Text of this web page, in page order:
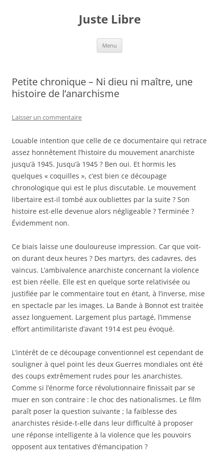
Juste Libre
Menu
Petite chronique – Ni dieu ni maître, une
histoire de l’anarchisme
Laisser un commentaire
Louable intention que celle de ce documentaire qui retrace
assez honnêtement l’histoire du mouvement anarchiste
jusqu’à 1945. Jusqu’à 1945 ? Ben oui. Et hormis les
quelques « coquilles », c’est bien ce découpage
chronologique qui est le plus discutable. Le mouvement
libertaire est-il tombé aux oubliettes par la suite ? Son
histoire est-elle devenue alors négligeable ? Terminée ?
Évidemment non.
Ce biais laisse une douloureuse impression. Car que voit-
on durant deux heures ? Des martyrs, des cadavres, des
vaincus. L’ambivalence anarchiste concernant la violence
est bien réelle. Elle est en quelque sorte relativisée ou
justifiée par le commentaire tout en étant, à l’inverse, mise
en spectacle par les images. La Bande à Bonnot est traitée
assez longuement. Largement plus partagé, l’immense
effort antimilitariste d’avant 1914 est peu évoqué.
L’intérêt de ce découpage conventionnel est cependant de
souligner à quel point les deux Guerres mondiales ont été
des coups extrêmement rudes pour les anarchistes.
Comme si l’énorme force révolutionnaire finissait par se
muer en son contraire : le choc des nationalismes. Le film
paraît poser la question suivante ; la faiblesse des
anarchistes réside-t-elle dans leur difficulté à proposer
une réponse intelligente à la violence que les pouvoirs
opposent aux tentatives d’émancipation ?